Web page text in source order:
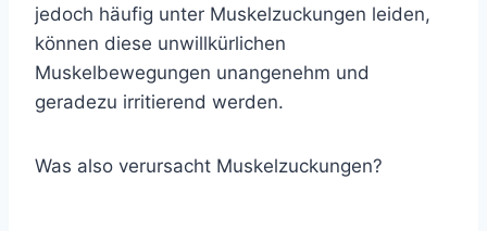
jedoch häufig unter Muskelzuckungen leiden,
können diese unwillkürlichen
Muskelbewegungen unangenehm und
geradezu irritierend werden.
Was also verursacht Muskelzuckungen?